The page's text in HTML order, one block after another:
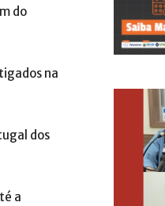
do
na
dos
a